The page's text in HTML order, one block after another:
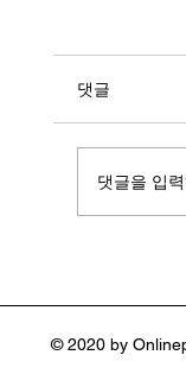
어
댓글
댓글을 입
© 2020 by